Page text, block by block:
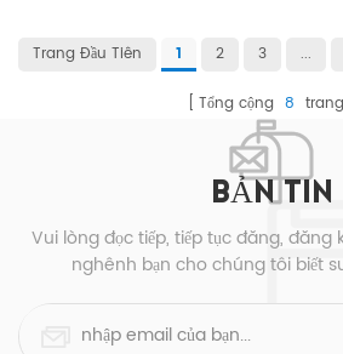
Trang Đầu Tiên 1 2 3 ...
Tổng cộng 8 trang
BẢN TIN
Vui lòng đọc tiếp, tiếp tục đăng,
nghênh bạn cho chúng tôi biết